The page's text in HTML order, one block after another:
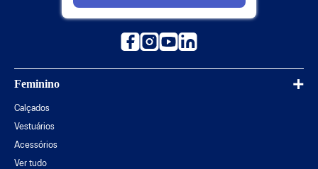
Feminino
Calçados
Vestuários
Acessórios
Ver tudo